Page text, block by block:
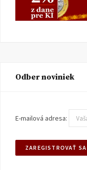
Odber noviniek
E-mailová adresa: